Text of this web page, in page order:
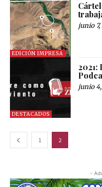
EDICIÓN IMPRESA
junio 7,
DESTACADOS
2021:
junio
1 2
-